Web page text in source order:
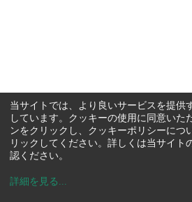
当サイトでは、より良いサービスを提供
しています。クッキーの使用に同意いた
ンをクリックし、クッキーポリシーにつ
リックしてください。詳しくは当サイト
認ください。
詳細を見る ...